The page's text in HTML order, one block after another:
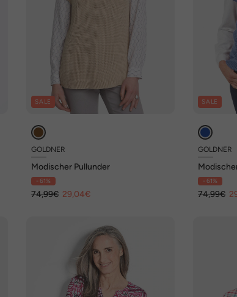
SALE
GOLDNER
Modischer Pullunder
- 61%
74,99€ 29,04€
SALE
GOLDNER
- 61%
74,99€